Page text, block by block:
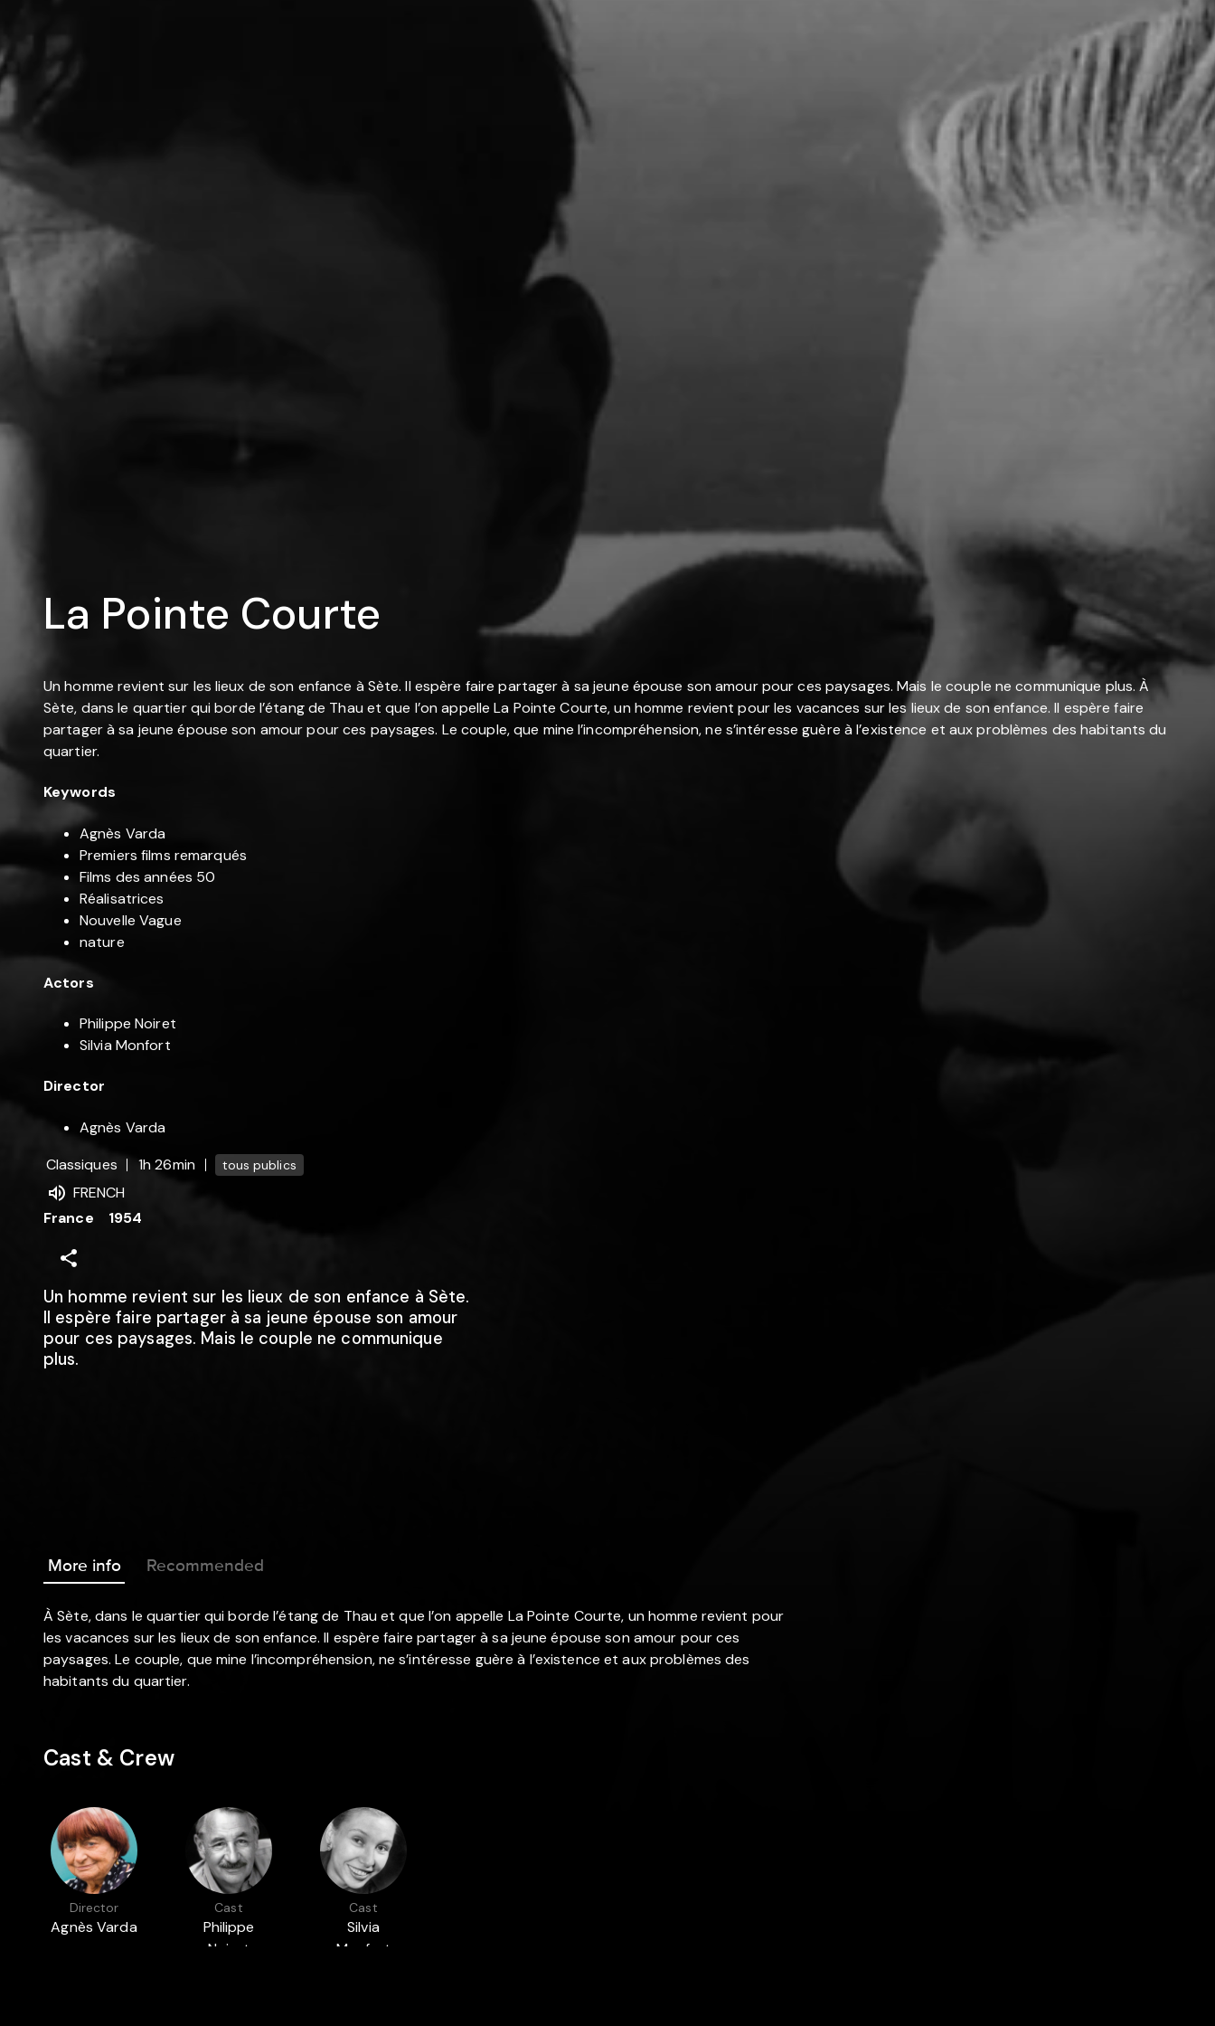
La Pointe Courte
Un homme revient sur les lieux de son enfance à Sète. Il espère faire partager à sa jeune épouse son amour pour ces paysages. Mais le couple ne communique plus. À
Sète, dans le quartier qui borde l’étang de Thau et que l’on appelle La Pointe Courte, un homme revient pour les vacances sur les lieux de son enfance. Il espère faire
partager à sa jeune épouse son amour pour ces paysages. Le couple, que mine l’incompréhension, ne s’intéresse guère à l’existence et aux problèmes des habitants du
quartier.
Keywords
Agnès Varda
Premiers films remarqués
Films des années 50
Réalisatrices
Nouvelle Vague
nature
Actors
Philippe Noiret
Silvia Monfort
Director
Agnès Varda
Classiques
1h 26min tous publics
FRENCH
France
1954
Un homme revient sur les lieux de son enfance à Sète.
Il espère faire partager à sa jeune épouse son amour
pour ces paysages. Mais le couple ne communique
plus.
More info Recommended
À Sète, dans le quartier qui borde l’étang de Thau et que l’on appelle La Pointe Courte, un homme revient pour
les vacances sur les lieux de son enfance. Il espère faire partager à sa jeune épouse son amour pour ces
paysages. Le couple, que mine l’incompréhension, ne s’intéresse guère à l’existence et aux problèmes des
habitants du quartier.
Cast & Crew
Director
Agnès Varda
Cast
Philippe
Noiret
Cast
Silvia
Monfort